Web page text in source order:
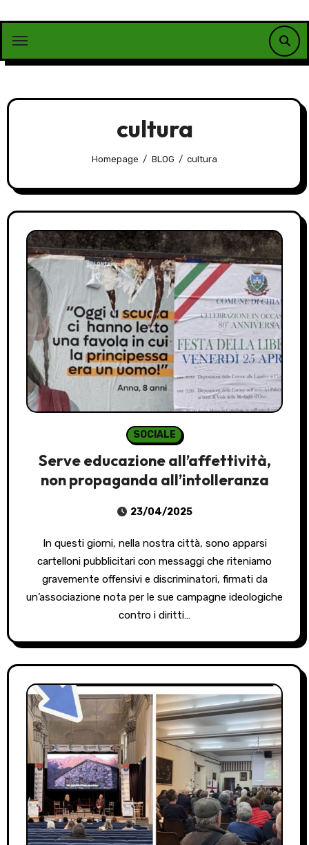
contenuto
cultura
Homepage BLOG cultura
SOCIALE
Serve educazione all’affettività,
non propaganda all’intolleranza
23/04/2025
In questi giorni, nella nostra città, sono apparsi
cartelloni pubblicitari con messaggi che riteniamo
gravemente offensivi e discriminatori, firmati da
un’associazione nota per le sue campagne ideologiche
contro i diritti…